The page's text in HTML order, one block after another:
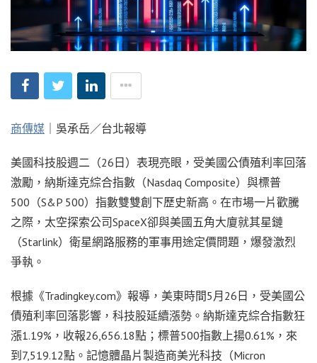
商傳媒 ｜吳承岳／台北報導
美國科技股週二（26日）表現亮眼，受美國公債殖利率回落
激勵，納斯達克綜合指數（Nasdaq Composite）與標普
500（S&P 500）指數雙雙創下歷史新高。在市場一片歡騰
之際，太空探索公司SpaceX卻與美國五角大廈就其星鏈
（Starlink）衛星網路服務的軍事用途定價問題，爆發激烈
爭執。
根據《Tradingkey.com》報導，美東時間5月26日，受美國公
債殖利率回落影響，科技股延續漲勢。納斯達克綜合指數狂
漲1.19%，收報26,656.18點；標普500指數上揚0.61%，來
到7,519.12點。記憶體晶片製造商美光科技（Micron